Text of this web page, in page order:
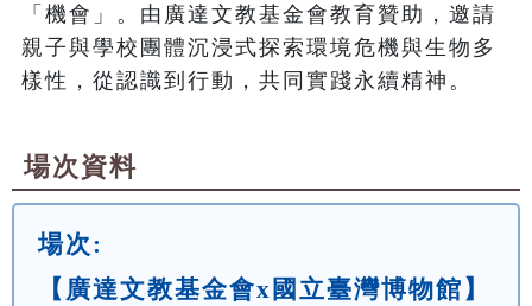
「機會」。由廣達文教基金會教育贊助，邀請
親子與學校團體沉浸式探索環境危機與生物多
樣性，從認識到行動，共同實踐永續精神。
場次資料
場次:
【廣達文教基金會x國立臺灣博物館】